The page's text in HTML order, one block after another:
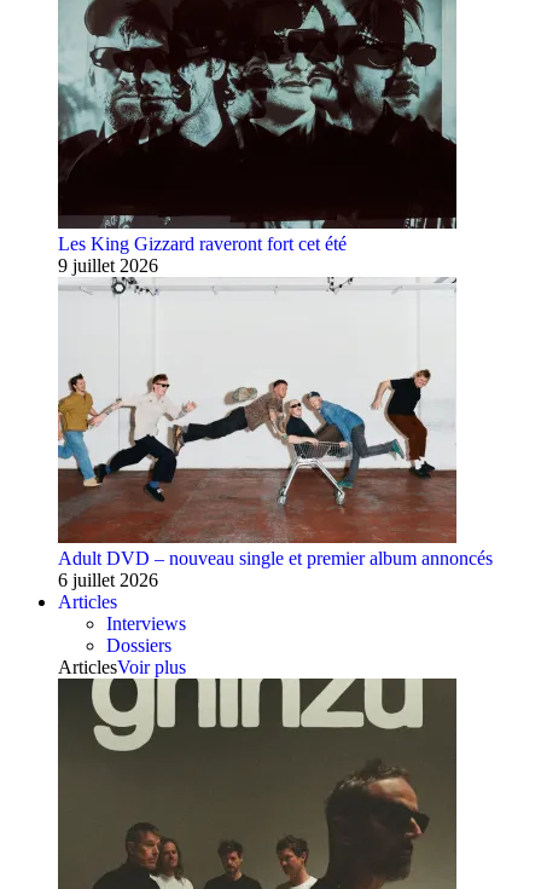
Les King Gizzard raveront fort cet été
9 juillet 2026
Adult DVD – nouveau single et premier album annoncés
6 juillet 2026
Articles
Interviews
Dossiers
ArticlesVoir plus